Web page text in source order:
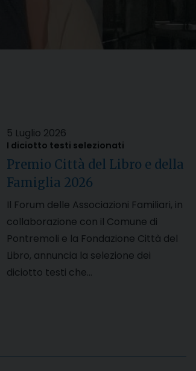
5 Luglio 2026
I diciotto testi selezionati
Premio Città del Libro e della
Famiglia 2026
Il Forum delle Associazioni Familiari, in
collaborazione con il Comune di
Pontremoli e la Fondazione Città del
Libro, annuncia la selezione dei
diciotto testi che…